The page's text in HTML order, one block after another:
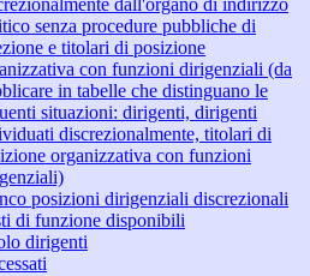
dall'organo di indirizzo
senza procedure pubbliche di
e titolari di posizione
con funzioni dirigenziali (da
in tabelle che distinguano le
situazioni: dirigenti, dirigenti
discrezionalmente, titolari di
organizzativa con funzioni
posizioni dirigenziali discrezionali
di funzione disponibili
dirigenti